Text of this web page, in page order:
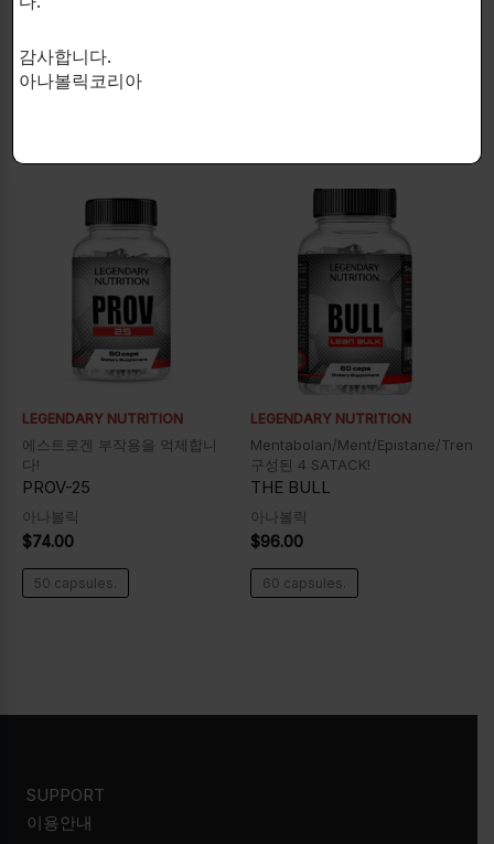
강력한 아나볼릭 에이전트!
아나볼릭
$ 81.00
LEGENDARY NUTRITION
에스트로겐 부작용을 억제합니
다!
PROV-25
아나볼릭
$74.00
50 capsules.
LEGENDARY NUTRITION
Mentabolan/Ment/Epistane/Tren
구성된 4 SATACK!
THE BULL
아나볼릭
$96.00
60 capsules.
SUPPORT
이용안내
감사합니다.
아나볼릭코리아